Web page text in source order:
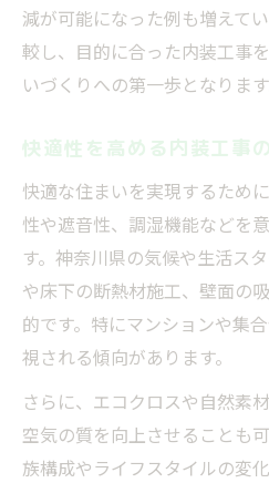
減が可能になった例も増えて
較し、目的に合った内装工事
いづくりへの第一歩となります
快適性を高める内装工事
快適な住まいを実現するため
性や遮音性、調湿機能などを
す。神奈川県の気候や生活ス
や床下の断熱材施工、壁面の
的です。特にマンションや集
視される傾向があります。
さらに、エコクロスや自然素
空気の質を向上させることも
族構成やライフスタイルの変